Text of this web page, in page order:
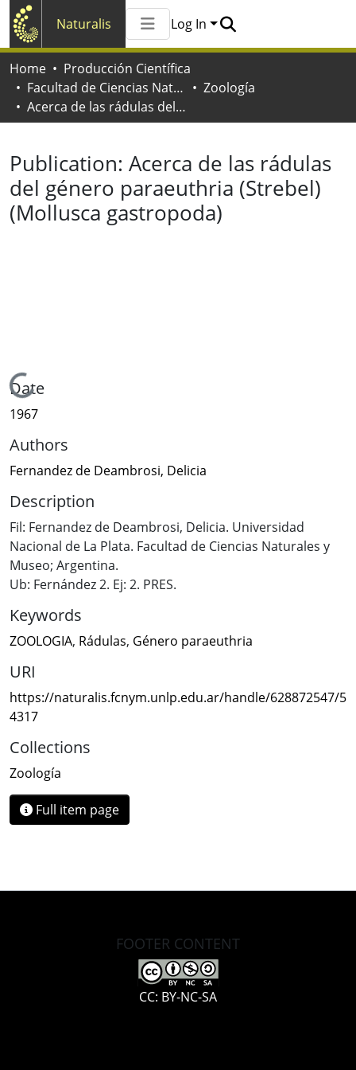
Naturalis
All of Naturalis
Log In
Home
Producción Científica
Facultad de Ciencias Naturales y Museo
Zoología
Acerca de las rádulas del género paraeuthria (Strebel) (Mollusca gastropoda)
Publication: Acerca de las rádulas
del género paraeuthria (Strebel)
(Mollusca gastropoda)
Loading...
Date
1967
Authors
Fernandez de Deambrosi, Delicia
Description
Fil: Fernandez de Deambrosi, Delicia. Universidad
Nacional de La Plata. Facultad de Ciencias Naturales y
Museo; Argentina.
Ub: Fernández 2. Ej: 2. PRES.
Keywords
ZOOLOGIA, Rádulas, Género paraeuthria
URI
https://naturalis.fcnym.unlp.edu.ar/handle/628872547/5
4317
Collections
Zoología
Full item page
FOOTER CONTENT
CC: BY-NC-SA